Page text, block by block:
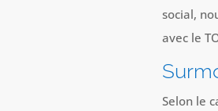
social,
avec le
Selon le